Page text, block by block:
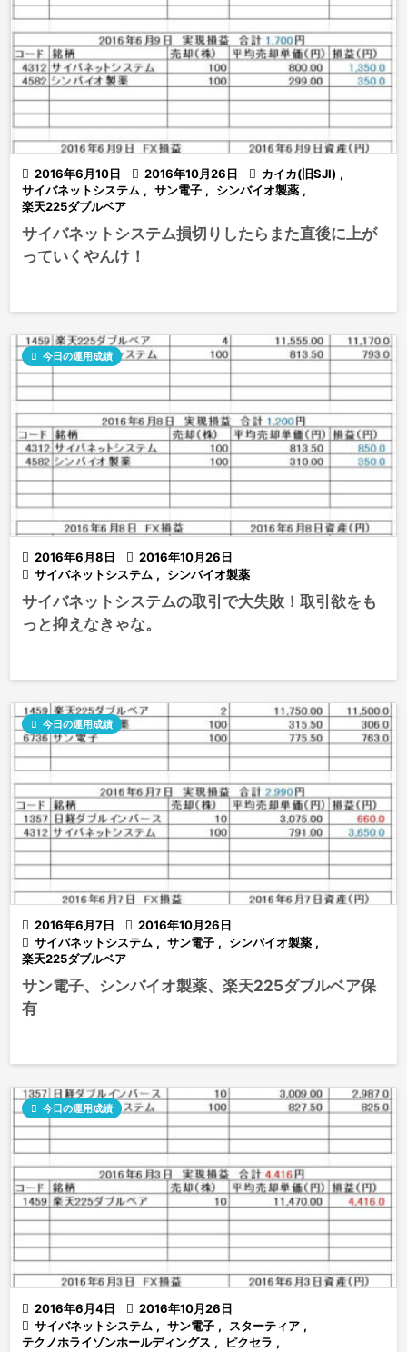
 2016年6月10日  2016年10月26日  カイカ(旧SJI) ,
サイバネットシステム , サン電子 , シンバイオ製薬 ,
楽天225ダブルベア
サイバネットシステム損切りしたらまた直後に上が
っていくやんけ！
 2016年6月8日  2016年10月26日
 今日の運用成績
 サイバネットシステム , シンバイオ製薬
サイバネットシステムの取引で大失敗！取引欲をも
っと抑えなきゃな。
 2016年6月7日  2016年10月26日
 今日の運用成績
 サイバネットシステム , サン電子 , シンバイオ製薬 ,
楽天225ダブルベア
サン電子、シンバイオ製薬、楽天225ダブルベア保
有
 2016年6月4日  2016年10月26日
 今日の運用成績
 サイバネットシステム , サン電子 , スターティア ,
テクノホライゾンホールディングス , ピクセラ ,